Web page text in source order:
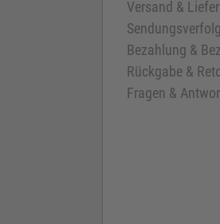
Versand &
Bezahlung &
Rückgabe &
Fragen &